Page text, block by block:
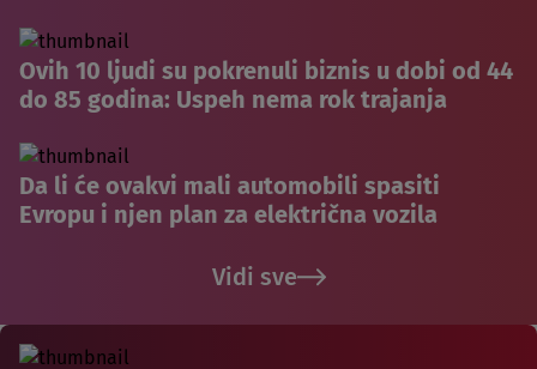
Ovih 10 ljudi su pokrenuli biznis u dobi od 44
do 85 godina: Uspeh nema rok trajanja
Da li će ovakvi mali automobili spasiti
Evropu i njen plan za električna vozila
Vidi sve